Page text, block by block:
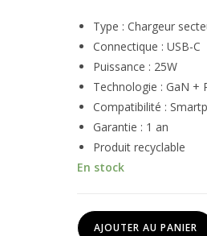
Type : Chargeur
Connectique : USB-C
Puissance : 25W
Technologie : GaN +
Compatibilité :
Garantie : 1 an
Produit recyclable
En stock
quantité
AJOUTER AU PANIER